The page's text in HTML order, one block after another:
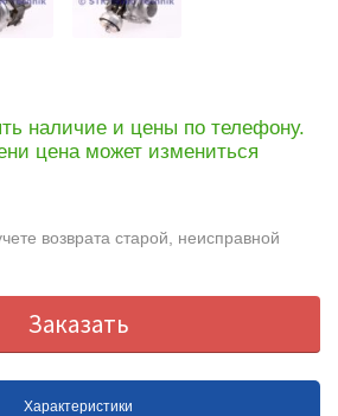
наличие и цены по телефону.
цена может измениться
возврата старой, неисправной
Заказать
Характеристики